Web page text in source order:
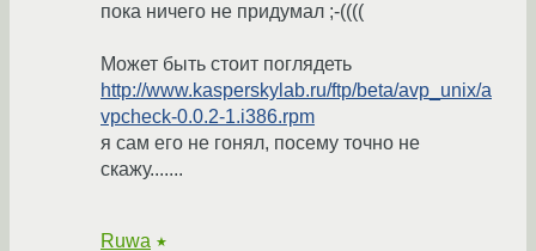
пока ничего не придумал ;-((((
Может быть стоит поглядеть
http://www.kasperskylab.ru/ftp/beta/avp_unix/a
vpcheck-0.0.2-1.i386.rpm
я сам его не гонял, посему точно не
скажу.......
Ruwa ★